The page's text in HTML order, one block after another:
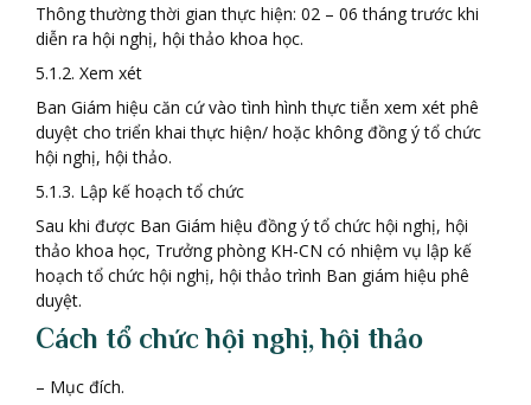
Thông thường thời gian thực hiện: 02 – 06 tháng trước khi
diễn ra hội nghị, hội thảo khoa học.
5.1.2. Xem xét
Ban Giám hiệu căn cứ vào tình hình thực tiễn xem xét phê
duyệt cho triển khai thực hiện/ hoặc không đồng ý tổ chức
hội nghị, hội thảo.
5.1.3. Lập kế hoạch tổ chức
Sau khi được Ban Giám hiệu đồng ý tổ chức hội nghị, hội
thảo khoa học, Trưởng phòng KH-CN có nhiệm vụ lập kế
hoạch tổ chức hội nghị, hội thảo trình Ban giám hiệu phê
duyệt.
Cách tổ chức hội nghị, hội thảo
– Mục đích.